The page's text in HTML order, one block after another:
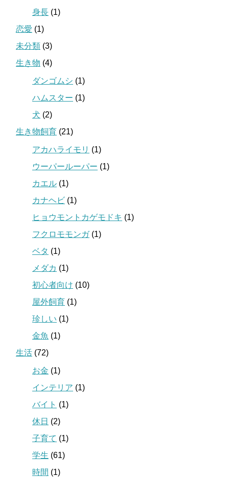
身長 (1)
恋愛 (1)
未分類 (3)
生き物 (4)
ダンゴムシ (1)
ハムスター (1)
犬 (2)
生き物飼育 (21)
アカハライモリ (1)
ウーパールーパー (1)
カエル (1)
カナヘビ (1)
ヒョウモントカゲモドキ (1)
フクロモモンガ(1)
ベタ (1)
メダカ (1)
初心者向け (10)
屋外飼育 (1)
珍しい (1)
金魚 (1)
生活 (72)
お金 (1)
インテリア (1)
バイト (1)
休日 (2)
子育て (1)
学生 (61)
時間 (1)